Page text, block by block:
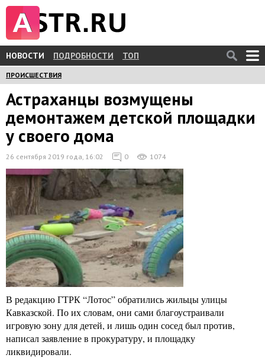
НОВОСТИ ПОДРОБНОСТИ ТОП
ПРОИСШЕСТВИЯ
Астраханцы возмущены
демонтажем детской площадки
у своего дома
26 сентября 2019 года, 16:02 0 1074
В редакцию ГТРК “Лотос” обратились жильцы улицы
Кавказской. По их словам, они сами благоустраивали
игровую зону для детей, и лишь один сосед был против,
написал заявление в прокуратуру, и площадку
ликвидировали.